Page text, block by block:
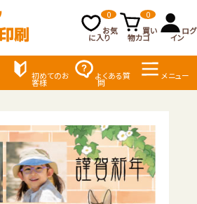
お気
に入り
0
買い
物カゴ
0
ログ
イン
初めてのお
客様
よくある質
問
メニュー